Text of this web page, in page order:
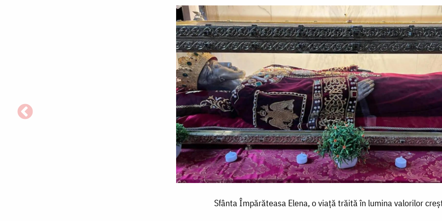
Sfânta Împărăteasa Elena, o viață trăită în lumina valorilor